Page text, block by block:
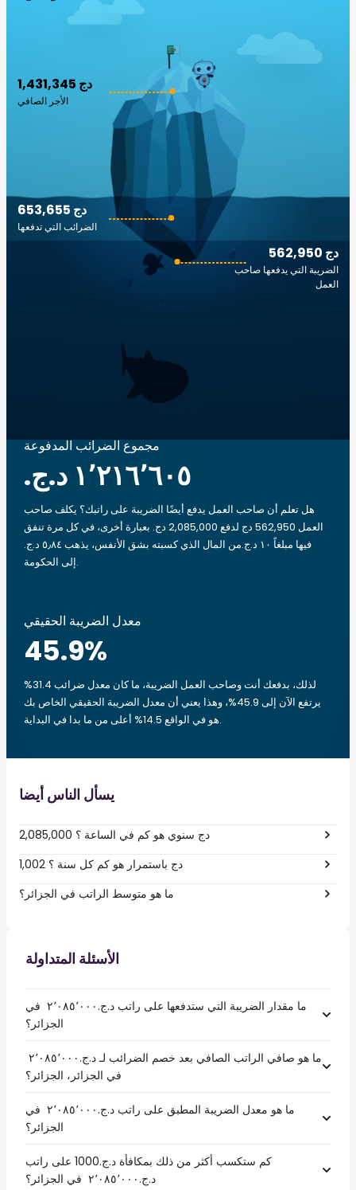
1,431,345 دج
الأجر الصافي
562,950 دج
الضريبة التي يدفعها صاحب
العمل
653,655 دج
الضرائب التي تدفعها
مجموع الضرائب المدفوعة
هل تعلم أن صاحب العمل يدفع أيضًا الضريبة على راتبك؟ يكلف صاحب
العمل 562,950 دج لدفع 2,085,000 دج. بعبارة أخرى، في كل مرة تنفق
فيها مبلغاً ‏١٠ د.ج.‏من المال الذي كسبته بشق الأنفس، يذهب ‏٥٫٨٤ د.ج.‏
إلى الحكومة.
معدل الضريبة الحقيقي
45.9%
لذلك، بدفعك أنت وصاحب العمل الضريبة، ما كان معدل ضرائب 31.4%
يرتفع الآن إلى 45.9%، وهذا يعني أن معدل الضريبة الحقيقي الخاص بك
هو في الواقع 14.5% أعلى من ما بدا في البداية.
يسأل الناس أيضا
2,085,000 دج سنوي هو كم في الساعة ؟
1,002 دج باستمرار هو كم كل سنة ؟
ما هو متوسط الراتب في الجزائر؟
الأسئلة المتداولة
ما مقدار الضريبة التي ستدفعها على راتب د.ج.‏٢٬٠٨٥٬٠٠٠ ‏ في
الجزائر؟
في الجزائر، الجزائر؟
ما هو معدل الضريبة المطبق على راتب د.ج.‏٢٬٠٨٥٬٠٠٠ ‏ في
الجزائر؟
كم ستكسب أكثر من ذلك بمكافأة د.ج.1000 على راتب
د.ج.‏٢٬٠٨٥٬٠٠٠ ‏ في الجزائر؟